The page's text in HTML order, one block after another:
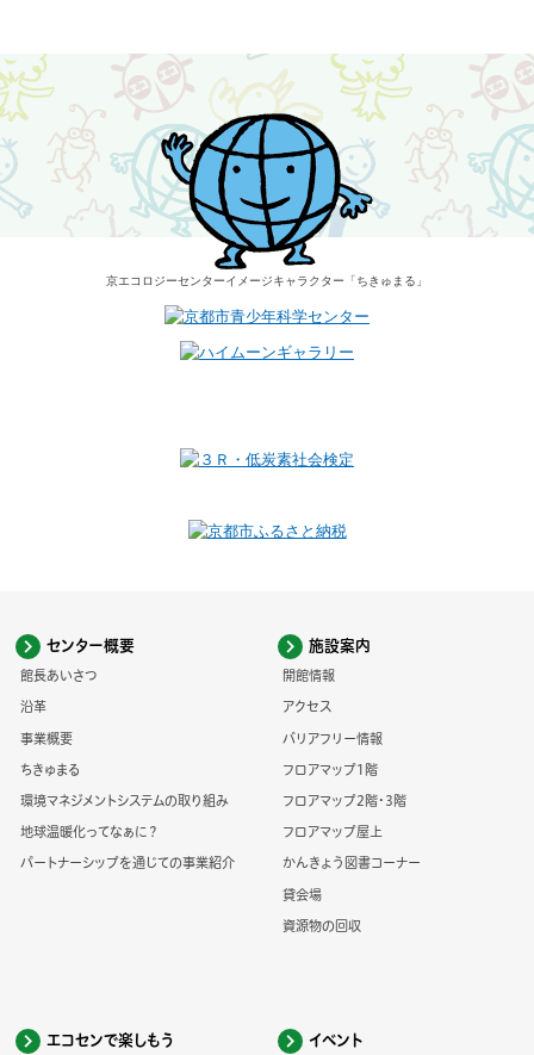
京エコロジーセンターイメージキャラクター 「ちきゅまる」
センター概要
館長あいさつ
沿革
事業概要
ちきゅまる
環境マネジメントシステムの取り組み
地球温暖化ってなぁに？
パートナーシップを通じての事業紹介
施設案内
開館情報
アクセス
バリアフリー情報
フロアマップ1階
フロアマップ2階・3階
フロアマップ屋上
かんきょう図書コーナー
貸会場
資源物の回収
エコセンで楽しもう イベント